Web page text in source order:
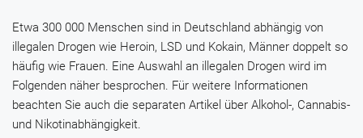
Etwa 300 000 Menschen sind in Deutschland abhängig von
illegalen Drogen wie Heroin, LSD und Kokain, Männer doppelt so
häufig wie Frauen. Eine Auswahl an illegalen Drogen wird im
Folgenden näher besprochen. Für weitere Informationen
beachten Sie auch die separaten Artikel über Alkohol-, Cannabis-
und Nikotinabhängigkeit.